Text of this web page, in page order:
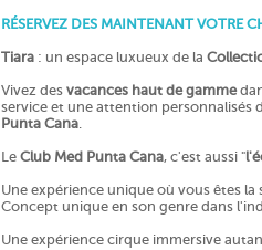
RÉSERVEZ DES MAINTENANT VOTRE
Tiara : un espace luxueux de la
Vivez des vacances haut de gamme
service et une attention personnalisés
Punta Cana.
Le Club Med Punta Cana, c'est aussi "
Une expérience unique où vous êtes la
Concept unique en son genre dans
Une expérience cirque immersive